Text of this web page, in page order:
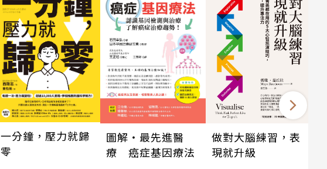
一分鐘，壓力就歸
零
圖解‧最先進醫
療 癌症基因療法
做對大腦練習，表
現就升級